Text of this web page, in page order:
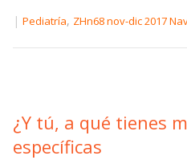
| Pediatría, ZHn68 nov-dic 2017
¿Y tú, a qué tienes
específicas